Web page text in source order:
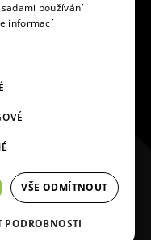
Třešňovce
používání
informací
VŠE ODMÍTNOUT
PODROBNOSTI